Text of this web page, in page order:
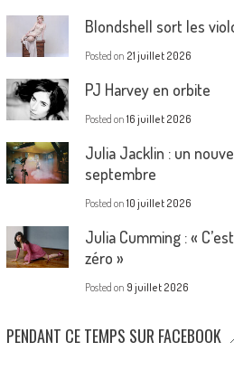
Blondshell sort les
Posted on 21 juillet 2026
PJ Harvey en orbite
Posted on 16 juillet 2026
Julia Jacklin : un
septembre
Posted on 10 juillet 2026
Julia Cumming : «
zéro »
Posted on 9 juillet 2026
PENDANT CE TEMPS SUR FACEBOOK